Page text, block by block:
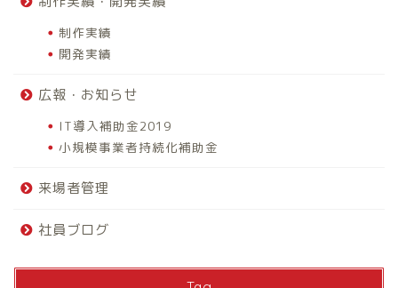
制作実績
開発実績
広報・お知らせ
IT導入補助金2019
小規模事業者持続化補助金
来場者管理
社員ブログ